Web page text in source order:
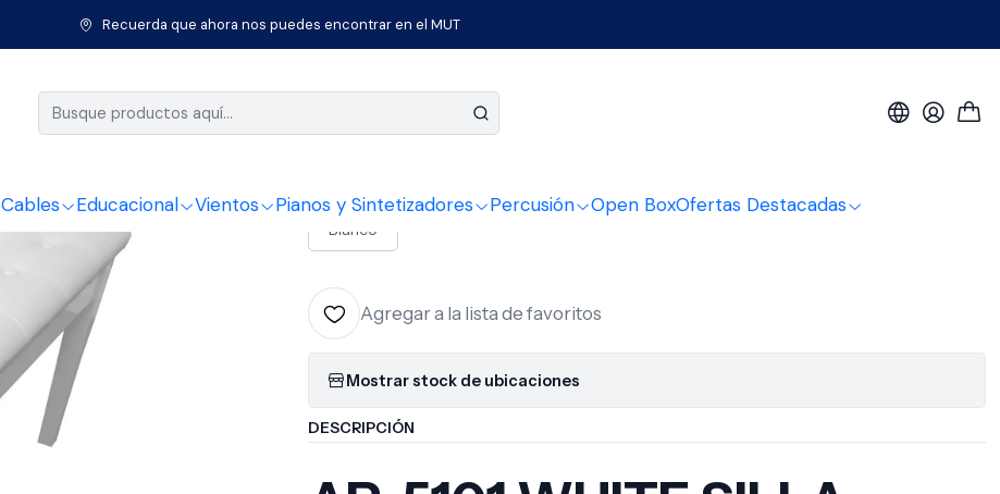
Cables Educacional Vientos Pianos y Sintetizadores Percusión Open BoxOfertas Destacadas
Recuerda que ahora nos puedes encontrar en el MUT
Pianos y Sintetizadores Sillas para Piano White Silla Para Piano Ap-5101
|
White Silla Para Piano Ap-5101
COLOR
Blanco
Agregar a la lista de favoritos
Mostrar stock de ubicaciones
DESCRIPCIÓN